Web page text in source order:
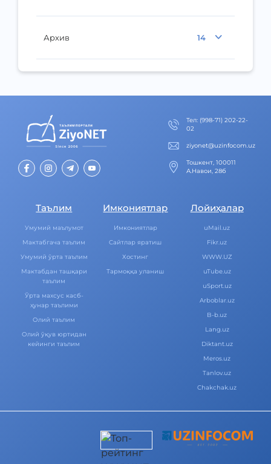
Архив 14
Тел: (998-71) 202-22-
02
ziyonet@uzinfocom.uz
Тошкент, 100011
А.Навои, 28б
Таълим
Умумий маълумот
Мактабгача таълим
Умумий ўрта таълим
Мактабдан ташқари
таълим
Ўрта махсус касб-
ҳунар таълими
Олий таълим
Олий ўқув юртидан
кейинги таълим
Имкониятлар
Имкониятлар
Cайтлар яратиш
Хостинг
Тармоққа уланиш
Лойиҳалар
uMail.uz
Fikr.uz
WWW.UZ
uTube.uz
uSport.uz
Arboblar.uz
B-b.uz
Lang.uz
Diktant.uz
Meros.uz
Tanlov.uz
Chakchak.uz